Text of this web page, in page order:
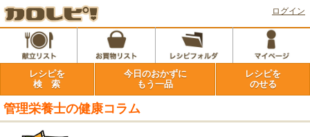
ログイン
レシピを
検 索
今日のおかずに
もう一品
レシピを
のせる
管理栄養士の健康コラム